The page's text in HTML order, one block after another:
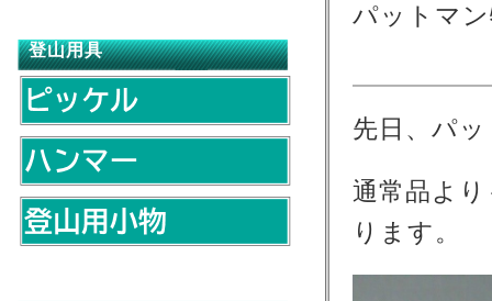
パットマ
先日、パ
通常品よ
ります。
登山用具